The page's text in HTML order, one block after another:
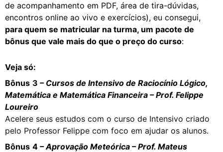
de acompanhamento em PDF, área de tira-dúvidas,
encontros online ao vivo e exercícios), eu consegui,
para quem se matricular na turma, um pacote de
bônus que vale mais do que o preço do curso:
Veja só:
Bônus 3 – Cursos de Intensivo de Raciocínio Lógico,
Matemática e Matemática Financeira – Prof. Felippe
Loureiro
Acelere seus estudos com o curso de Intensivo criado
pelo Professor Felippe com foco em ajudar os alunos.
Bônus 4 – Aprovação Meteórica – Prof. Mateus